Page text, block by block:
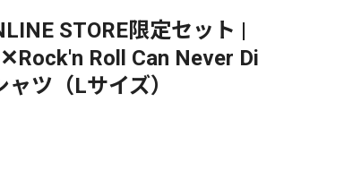
STORE限定セット |
Roll Can Never Di
ツ（Lサイズ）